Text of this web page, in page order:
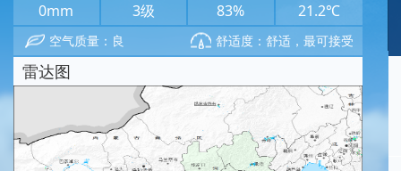
0mm 3级 83% 21.2℃
空气质量：良 舒适度：舒适，最可接受
雷达图